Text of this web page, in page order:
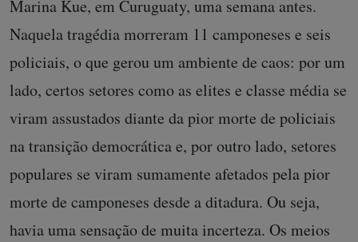
Marina Kue, em Curuguaty, uma semana antes.
Naquela tragédia morreram 11 camponeses e seis
policiais, o que gerou um ambiente de caos: por um
lado, certos setores como as elites e classe média se
viram assustados diante da pior morte de policiais
na transição democrática e, por outro lado, setores
populares se viram sumamente afetados pela pior
morte de camponeses desde a ditadura. Ou seja,
havia uma sensação de muita incerteza. Os meios